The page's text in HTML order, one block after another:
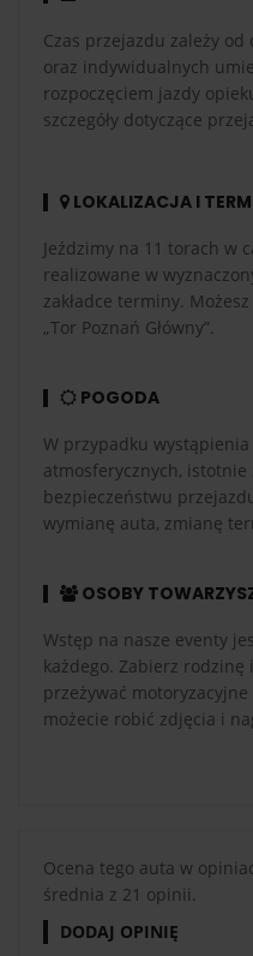
Czas przejazdu zależy od
oraz indywidualnych
rozpoczęciem jazdy
szczegóły dotyczące
LOKALIZACJA I
Jeździmy na 11 torach w
realizowane w
zakładce terminy.
„Tor Poznań Główny”.
POGODA
W przypadku
atmosferycznych, istotnie
bezpieczeństwu
wymianę auta, zmianę
OSOBY
Wstęp na nasze eventy
każdego. Zabierz rodzinę
przeżywać
możecie robić zdjęcia i
Ocena tego auta w
średnia z 21 opinii.
DODAJ OPINIĘ